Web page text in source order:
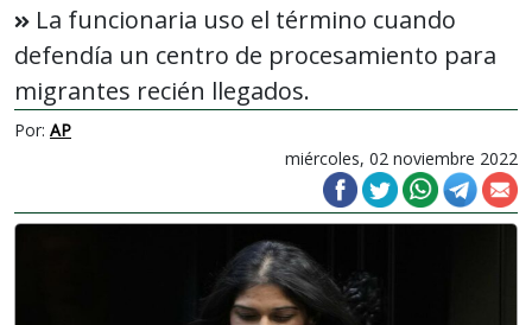
La funcionaria uso el término cuando
defendía un centro de procesamiento para
migrantes recién llegados.
Por: AP
miércoles, 02 noviembre 2022